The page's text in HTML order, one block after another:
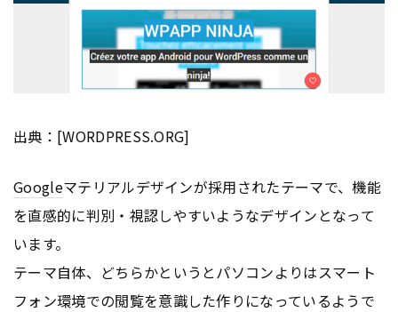
出典：[WORDPRESS.ORG]
Googleマテリアルデザインが採用されたテーマで、機能
を直感的に判別・視認しやすいようなデザインとなって
います。
テーマ自体、どちらかというとパソコンよりはスマート
フォン環境での閲覧を意識した作りになっているようで